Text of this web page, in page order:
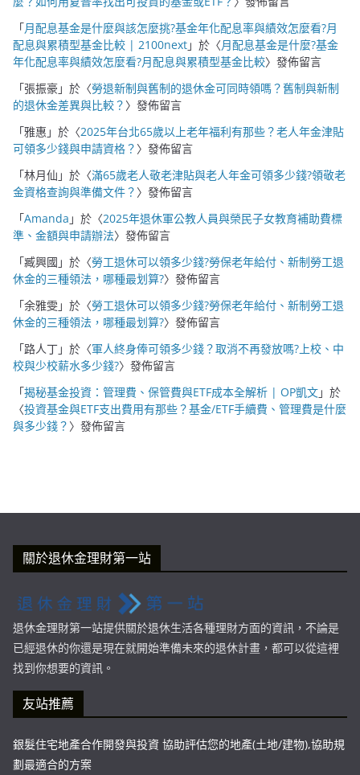
「月配息基金是什麼與該怎麼挑?基金年化配息率與績效怎麼看?月
配息與累積型基金比較 | 2100next」於〈月配息基金是什麼?基金
年化配息率與績效怎麼看?月配息與累積型基金比較〉發佈留言
「張振豪」於〈勞退新制與舊制的退休金可同時領嗎？舊制與新制
的退休金差異與比較？ 〉發佈留言
「雅惠 」於〈2025年台北65歲以上老年福利有那些？老人年金津貼
可領多少錢與申請資格？ 〉發佈留言
「林月仙 」於〈滿65歲老人敬老津貼與老人年金可領多少錢?領敬老
金資格查詢與準備文件？ 〉發佈留言
「Amanda 」於〈2025年退休軍公教人員與榮民子女教育補助費標
準、金額與申請辦法〉發佈留言
「臧興國 」於〈勞工退休可以領多少錢?勞保老年給付、新制勞工退
休金的三種領法，哪種最划算?〉發佈留言
「余雅雯」於〈勞工退休可以領多少錢?勞保老年給付、新制勞工退
休金的三種領法，哪種最划算?〉發佈留言
「路人丁」於〈軍人終身俸可領多少錢？取消不再發放嗎?上校、中
校與少校薪水多少錢?〉發佈留言
「揭秘基金投資：管理費、保管費與ETF成本全解析 | OP凱文」於
〈投資基金與ETF支出費用有那些？基金/ETF手續費、管理費是什麼
與多少錢？ 〉發佈留言
關於退休金理財第一站
退休金理財第一站提供關於退休生活各種理財方面的資訊，不論是
已經退休的你還是現在就開始準備未來的退休計畫，都可以從這裡
找到你想要的資訊。
友站推薦
銀髮住宅地產合作開發與投資 協助評估您的地產(土地/建物),協助規
劃最適合的方案